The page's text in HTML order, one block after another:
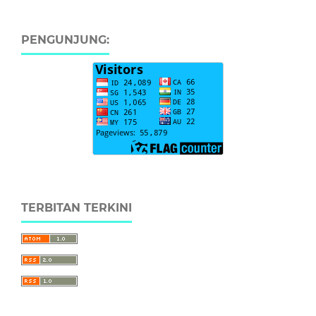
PENGUNJUNG:
TERBITAN TERKINI